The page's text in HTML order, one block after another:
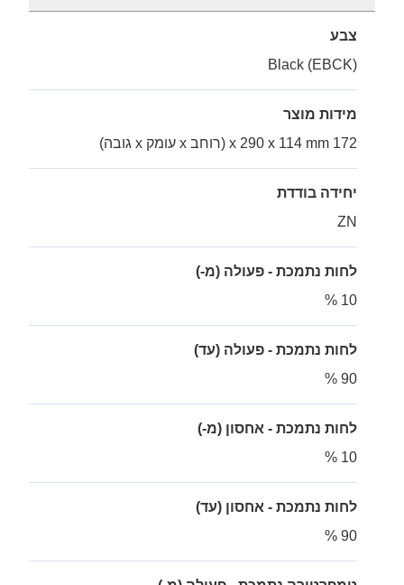
צבע
Black (EBCK)
מידות מוצר
172 x 290 x 114 mm (רוחב x עומק x גובה)
יחידה בודדת
ZN
לחות נתמכת - פעולה (מ-)
10 %
לחות נתמכת - פעולה (עד)
90 %
לחות נתמכת - אחסון (מ-)
10 %
לחות נתמכת - אחסון (עד)
90 %